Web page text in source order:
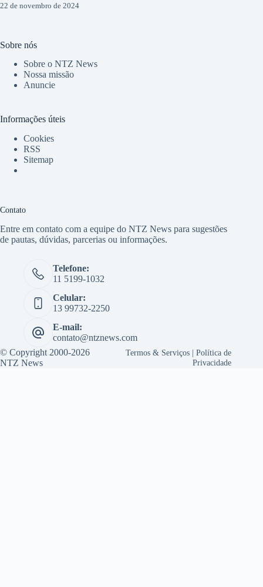
22 de novembro de 2024
Sobre nós
Sobre o NTZ News
Nossa missão
Anuncie
Informações úteis
Cookies
RSS
Sitemap
Contato
Entre em contato com a equipe do NTZ News para sugestões
de pautas, dúvidas, parcerias ou informações.
Telefone:
11 5199-1032
Celular:
13 99732-2250
E-mail:
contato@ntznews.com
© Copyright 2000-2026
NTZ News
Termos & Serviços |Política de
Privacidade